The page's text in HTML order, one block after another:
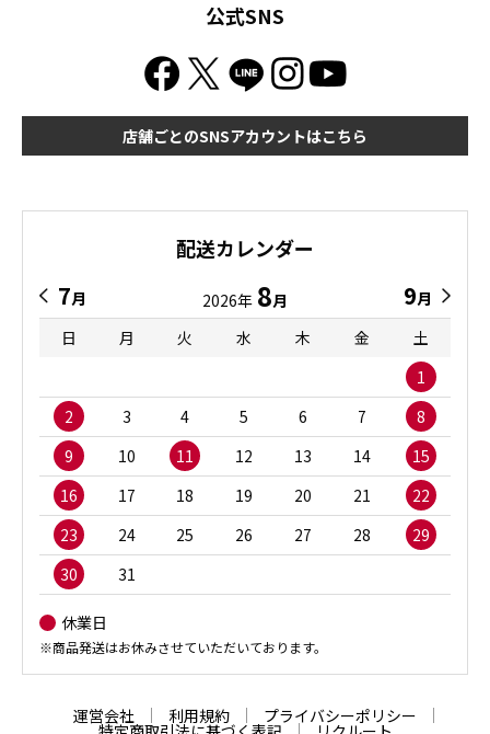
公式SNS
店舗ごとのSNSアカウントはこちら
配送カレンダー
7月 2026年 8月 9月
日
月 火 水 木 金
土
1
2
3 4 5 6 7
8
9
10 11 12 13 14
15
16
17 18 19 20 21
22
23
24 25 26 27 28
29
30
31
休業日
※商品発送はお休みさせていただいております。
運営会社 利用規約 プライバシーポリシー